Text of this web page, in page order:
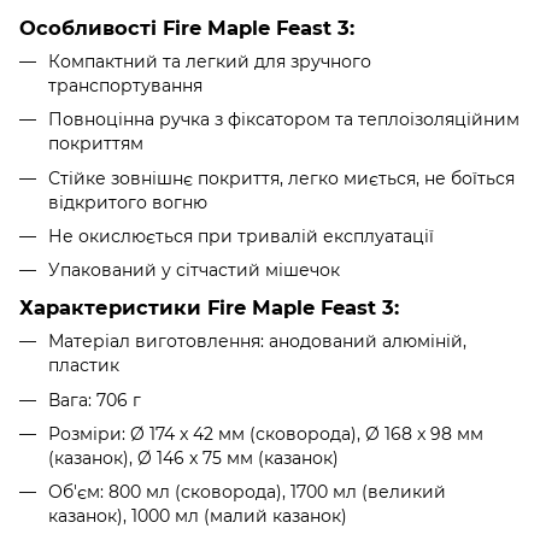
Особливості Fire Maple Feast 3:
Компактний та легкий для зручного
транспортування
Повноцінна ручка з фіксатором та теплоізоляційним
покриттям
Стійке зовнішнє покриття, легко миється, не боїться
відкритого вогню
Не окислюється при тривалій експлуатації
Упакований у сітчастий мішечок
Характеристики Fire Maple Feast 3:
Матеріал виготовлення: анодований алюміній,
пластик
Вага: 706 г
Розміри: Ø 174 x 42 мм (сковорода), Ø 168 x 98 мм
(казанок), Ø 146 x 75 мм (казанок)
Об'єм: 800 мл (сковорода), 1700 мл (великий
казанок), 1000 мл (малий казанок)